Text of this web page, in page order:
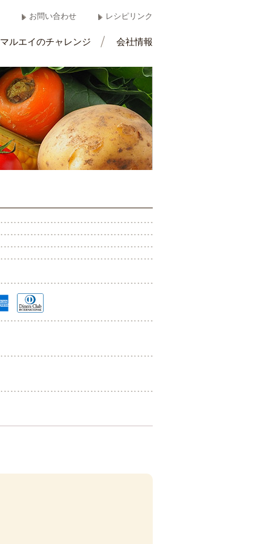
お問い合わせ レシピリンク
マルエイのチャレンジ 会社情報